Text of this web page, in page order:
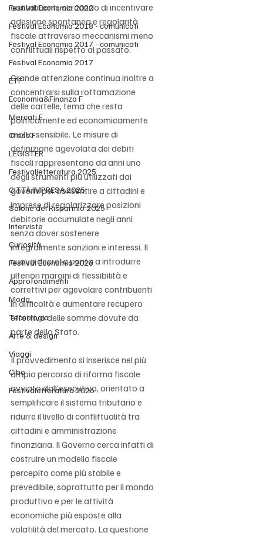
Festival Economia 2022
Festival Economia 2018 - comunicati
Festival Economia 2017 - comunicati
Festival Economia 2017
ETF
Economia&Finanza F
Mercati F
Cross F
LEGISTER
Festivalletteratura 2025
CITTÀ IMPRESA 2025
Salone del Risparmio 2025
Interviste
Curiosità
Festival Economia 2026
Approfondimenti
Moda
Tecnologia
Arte & design
Viaggi
Cibo
Festivaletteratura 2026
contribuenti, cercando di incentivare
adesione spontanea e regolarità
fiscale attraverso meccanismi meno
conflittuali rispetto al passato.
Grande attenzione continua inoltre a
concentrarsi sulla rottamazione
delle cartelle, tema che resta
politicamente ed economicamente
molto sensibile. Le misure di
definizione agevolata dei debiti
fiscali rappresentano da anni uno
degli strumenti più utilizzati dai
governi per consentire a cittadini e
imprese di regolarizzare posizioni
debitorie accumulate negli anni
senza dover sostenere
integralmente sanzioni e interessi. Il
nuovo decreto punta a introdurre
ulteriori margini di flessibilità e
correttivi per agevolare contribuenti
in difficoltà e aumentare recupero
effettivo delle somme dovute da
parte dello Stato.
Il provvedimento si inserisce nel più
ampio percorso di riforma fiscale
avviato dall’esecutivo, orientato a
semplificare il sistema tributario e
ridurre il livello di conflittualità tra
cittadini e amministrazione
finanziaria. Il Governo cerca infatti di
costruire un modello fiscale
percepito come più stabile e
prevedibile, soprattutto per il mondo
produttivo e per le attività
economiche più esposte alla
volatilità del mercato. La questione